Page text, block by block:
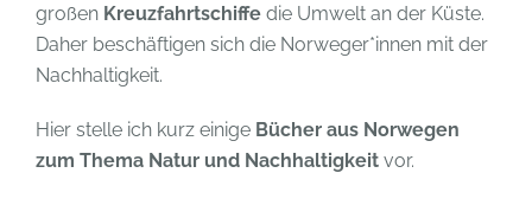
großen Kreuzfahrtschiffe die Umwelt an der Küste.
Daher beschäftigen sich die Norweger*innen mit der
Nachhaltigkeit.
Hier stelle ich kurz einige Bücher aus Norwegen
zum Thema Natur und Nachhaltigkeit vor.